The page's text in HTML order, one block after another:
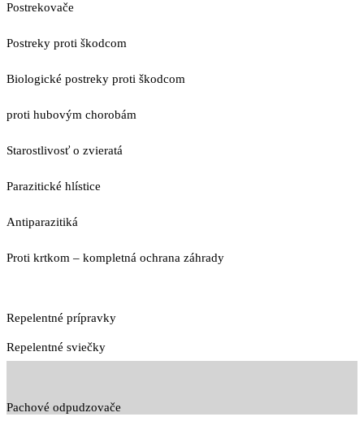
Postrekovače
Postreky proti škodcom
Biologické postreky proti škodcom
proti hubovým chorobám
Starostlivosť o zvieratá
Parazitické hlístice
Antiparazitiká
Proti krtkom – kompletná ochrana záhrady
Repelentné prípravky
Repelentné sviečky
Pachové odpudzovače